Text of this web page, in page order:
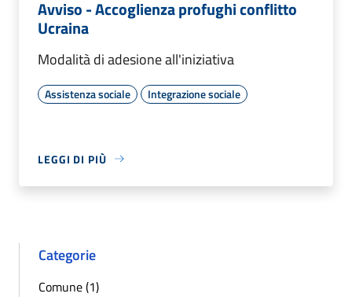
Avviso - Accoglienza profughi conflitto
Ucraina
Modalità di adesione all'iniziativa
Assistenza sociale Integrazione sociale
LEGGI DI PIÙ
Categorie
Comune (1)